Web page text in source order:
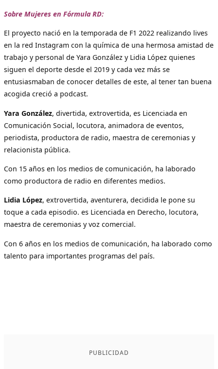
Sobre Mujeres en Fórmula RD:
El proyecto nació en la temporada de F1 2022 realizando lives
en la red Instagram con la química de una hermosa amistad de
trabajo y personal de Yara González y Lidia López quienes
siguen el deporte desde el 2019 y cada vez más se
entusiasmaban de conocer detalles de este, al tener tan buena
acogida creció a podcast.
Yara González, divertida, extrovertida, es Licenciada en
Comunicación Social, locutora, animadora de eventos,
periodista, productora de radio, maestra de ceremonias y
relacionista pública.
Con 15 años en los medios de comunicación, ha laborado
como productora de radio en diferentes medios.
Lidia López, extrovertida, aventurera, decidida le pone su
toque a cada episodio. es Licenciada en Derecho, locutora,
maestra de ceremonias y voz comercial.
Con 6 años en los medios de comunicación, ha laborado como
talento para importantes programas del país.
PUBLICIDAD